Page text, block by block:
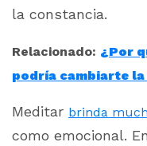
la constancia.
Relacionado: ¿Por
podría cambiarte la
Meditar brinda
como emocional.